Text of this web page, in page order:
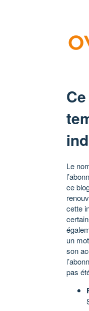
Le
ce
cette
un
son
pas